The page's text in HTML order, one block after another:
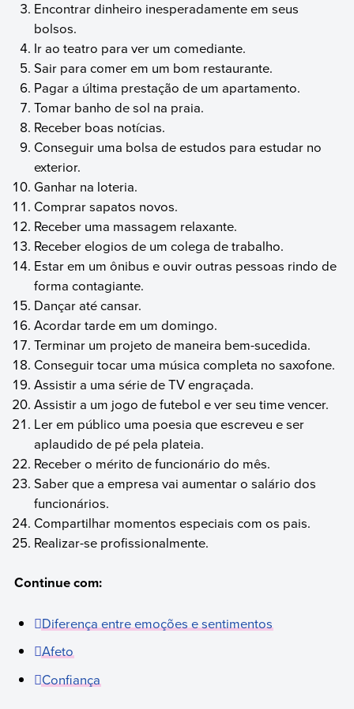
Encontrar dinheiro inesperadamente em seus
bolsos.
Ir ao teatro para ver um comediante.
Sair para comer em um bom restaurante.
Pagar a última prestação de um apartamento.
Tomar banho de sol na praia.
Receber boas notícias.
Conseguir uma bolsa de estudos para estudar no
exterior.
Ganhar na loteria.
Comprar sapatos novos.
Receber uma massagem relaxante.
Receber elogios de um colega de trabalho.
Estar em um ônibus e ouvir outras pessoas rindo de
forma contagiante.
Dançar até cansar.
Acordar tarde em um domingo.
Terminar um projeto de maneira bem-sucedida.
Conseguir tocar uma música completa no saxofone.
Assistir a uma série de TV engraçada.
Assistir a um jogo de futebol e ver seu time vencer.
Ler em público uma poesia que escreveu e ser
aplaudido de pé pela plateia.
Receber o mérito de funcionário do mês.
Saber que a empresa vai aumentar o salário dos
funcionários.
Compartilhar momentos especiais com os pais.
Realizar-se profissionalmente.
Continue com:
Diferença entre emoções e sentimentos
Afeto
Confiança